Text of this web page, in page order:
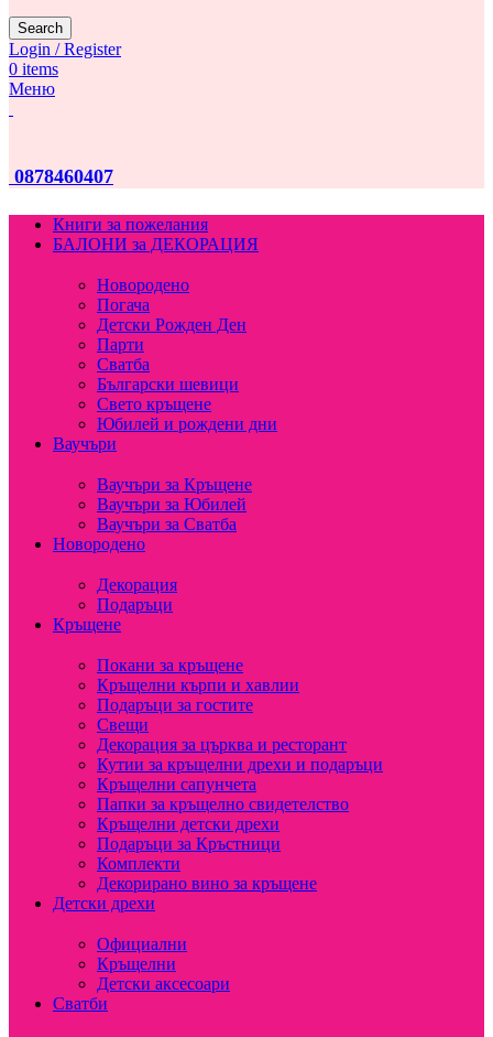
Search
Login / Register
0 items
Меню
0878460407
Книги за пожелания
БАЛОНИ за ДЕКОРАЦИЯ
Новородено
Погача
Детски Рожден Ден
Парти
Сватба
Български шевици
Свето кръщене
Юбилей и рождени дни
Ваучъри
Ваучъри за Кръщене
Ваучъри за Юбилей
Ваучъри за Сватба
Новородено
Декорация
Подаръци
Кръщене
Покани за кръщене
Кръщелни кърпи и хавлии
Подаръци за гостите
Свещи
Декорация за църква и ресторант
Кутии за кръщелни дрехи и подаръци
Кръщелни сапунчета
Папки за кръщелно свидетелство
Кръщелни детски дрехи
Подаръци за Кръстници
Комплекти
Декорирано вино за кръщене
Детски дрехи
Официални
Кръщелни
Детски аксесоари
Сватби